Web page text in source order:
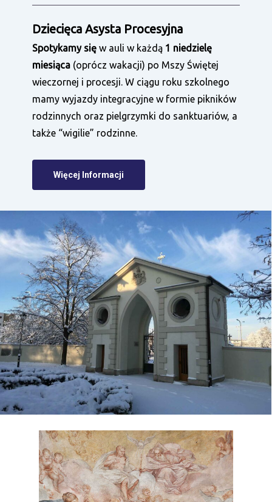
Dziecięca Asysta Procesyjna
Spotykamy sięw auli w każdą 1 niedzielę
miesiąca(oprócz wakacji) po Mszy Świętej
wieczornej i procesji. W ciągu roku szkolnego
mamy wyjazdy integracyjne w formie pikników
rodzinnych oraz pielgrzymki do sanktuariów, a
także “wigilie” rodzinne.
Więcej Informacji